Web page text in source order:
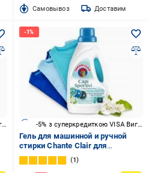
Cамовывоз Доставим
-5% з суперкредиткою VISA Вигода -5% з суперкредиткою VISA Вигода
Гель для машинной и ручной
стирки Chante Clair для
спортивной и синтетической
одежды 0,9 л
1